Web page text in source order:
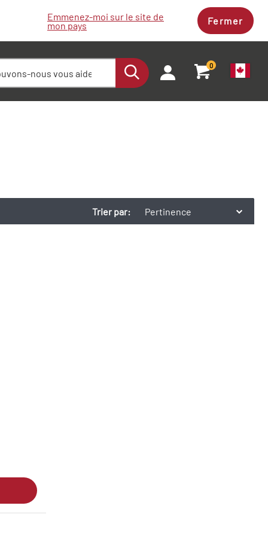
Emmenez-moi sur le site de
mon pays Fermer
0
Trier par: Pertinence